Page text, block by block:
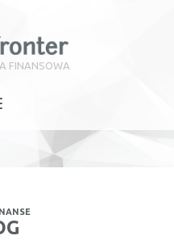
FINANSOWA